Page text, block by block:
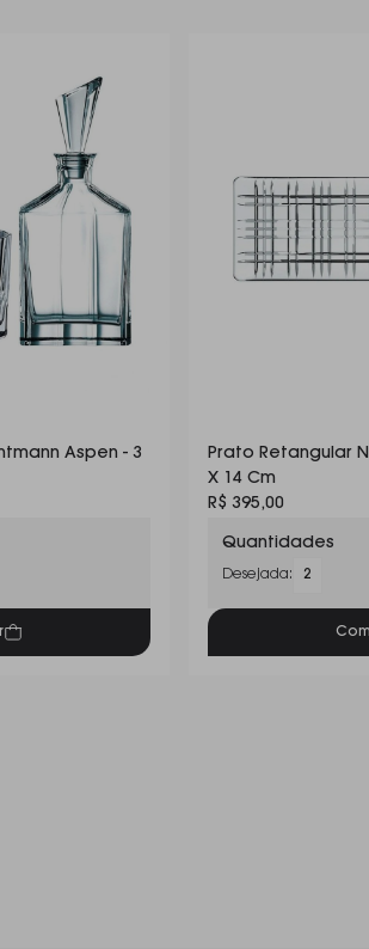
Aspen - 3
Prato Retangular
X 14 Cm
R$ 395,00
Quantidades
Desejada: 2